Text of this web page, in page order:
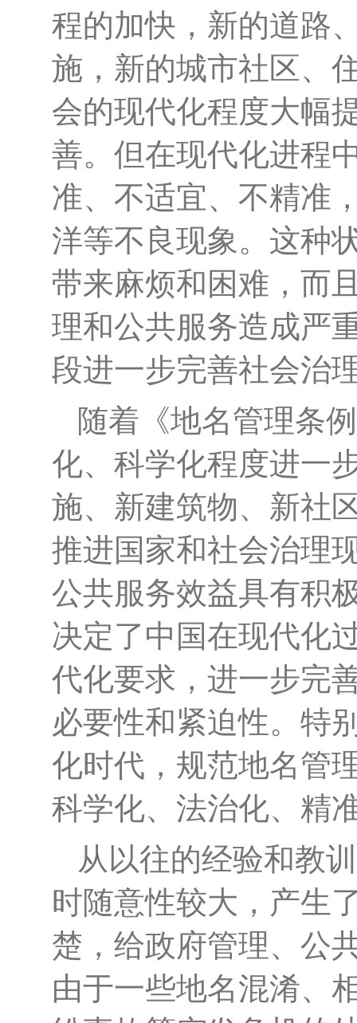
程的加快，新的道路
施，新的城市社区、
会的现代化程度大幅
善。但在现代化进程
准、不适宜、不精准
洋等不良现象。这种
带来麻烦和困难，而
理和公共服务造成严
段进一步完善社会治
随着《地名管理条
化、科学化程度进一
施、新建筑物、新社
推进国家和社会治理
公共服务效益具有积
决定了中国在现代化
代化要求，进一步完
必要性和紧迫性。特
化时代，规范地名管
科学化、法治化、精
从以往的经验和教
时随意性较大，产生
楚，给政府管理、公
由于一些地名混淆、